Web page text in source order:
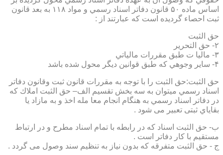
اساس ماده ۵۰ قانون دفاتر اسناد رسمي و مواد ۱۱۸ به بعد قانون
ثبت احصاء گرديده است كه عبارتند از :
حق الثبت
۲- حق التحرير
۳- ماليا ت طبق مقررات مالياتي
۴- ساير وجوهي كه طبق قوانين ديگر محول شده باشد
حق الثبت:حق الثبت را با توجه به مقررات قانون ثبت وقانون دفاتر
اسناد رسمي ميتوان به سه بخش تقسيم الف– حق الثبت املاك كه
در دفاتر اسناد رسمي به هنگام انجام معا مله اخذ و به مازاد يا
بقاياي ثبتی تعبیر می شود .
ب- حق الثبت اسناد كه در رابطه با تمام اسناد مطرح و در ارتباط
مستقيم با كار دفاتر است .
ج - حق الثبت متفرقه كه بدون نياز به تنظیم سند وصول می گردد .